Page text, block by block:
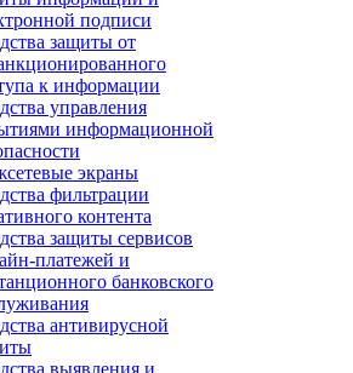
подписи
защиты от
к информации
управления
информационной
экраны
фильтрации
контента
защиты сервисов
платежей и
банковского
антивирусной
выявления и